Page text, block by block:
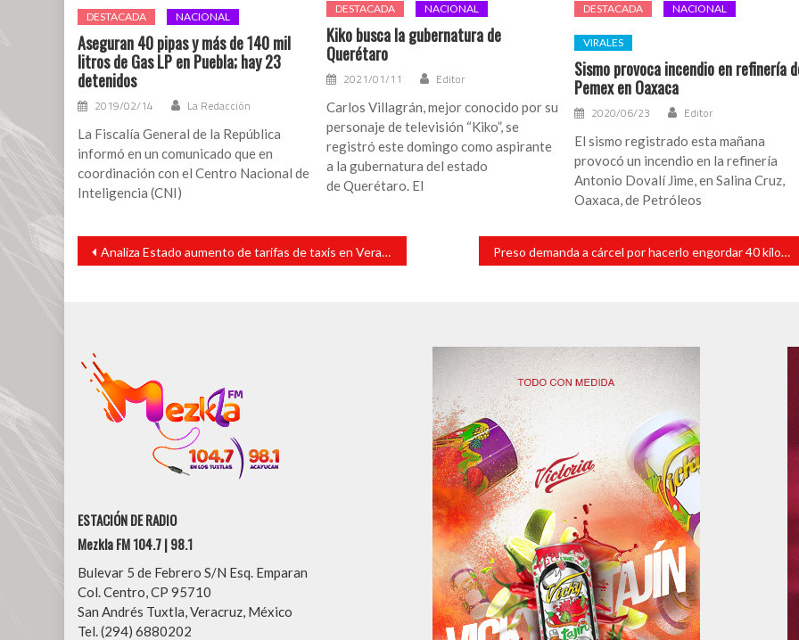
DESTACADA NACIONAL
Aseguran 40 pipas y más de 140 mil
litros de Gas LP en Puebla; hay 23
detenidos
2019/02/14 La Redacción
La Fiscalía General de la República
informó en un comunicado que en
coordinación con el Centro Nacional de
Inteligencia (CNI)
DESTACADA NACIONAL
Kiko busca la gubernatura de
Querétaro
2021/01/11 Editor
Carlos Villagrán, mejor conocido por su
personaje de televisión “Kiko”, se
registró este domingo como aspirante
a la gubernatura del estado
de Querétaro. El
DESTACADA NACIONAL
VIRALES
Sismo provoca incendio en refinería
Pemex en Oaxaca
2020/06/23 Editor
El sismo registrado esta mañana
provocó un incendio en la refinería
Antonio Dovalí Jime, en Salina Cruz,
Oaxaca, de Petróleos
Navegación
entradas
Analiza Estado aumento de tarifas de taxis en Veracruz Preso demanda a cárcel por hacerlo engordar 40 kilos
ESTACIÓN DE RADIO
Mezkla FM 104.7 | 98.1
Bulevar 5 de Febrero S/N Esq. Emparan
Col. Centro, CP 95710
San Andrés Tuxtla, Veracruz, México
Tel. (294) 6880202